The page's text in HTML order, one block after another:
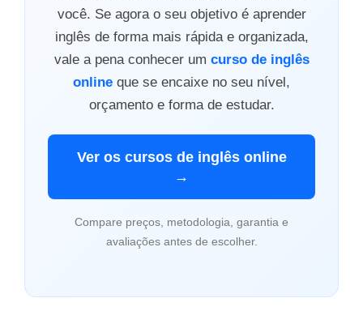
você. Se agora o seu objetivo é aprender
inglês de forma mais rápida e organizada,
vale a pena conhecer um curso de inglês
online que se encaixe no seu nível,
orçamento e forma de estudar.
Ver os cursos de inglês online
→
Compare preços, metodologia, garantia e
avaliações antes de escolher.